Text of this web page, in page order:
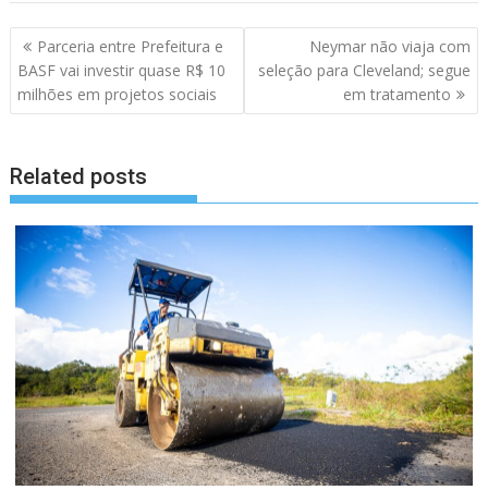
Navegação
de
artigos
Parceria entre Prefeitura e
BASF vai investir quase R$ 10
milhões em projetos sociais
Neymar não viaja com
seleção para Cleveland; segue
em tratamento
Related posts